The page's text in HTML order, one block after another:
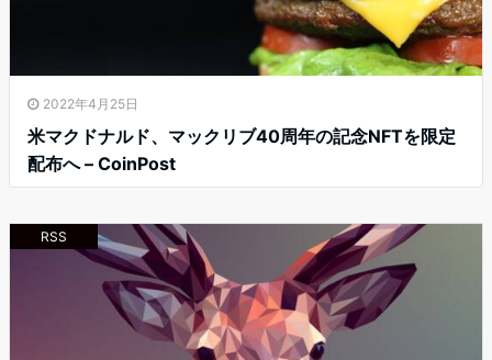
2022年4月25日
米マクドナルド、マックリブ40周年の記念NFTを限定
配布へ – CoinPost
RSS